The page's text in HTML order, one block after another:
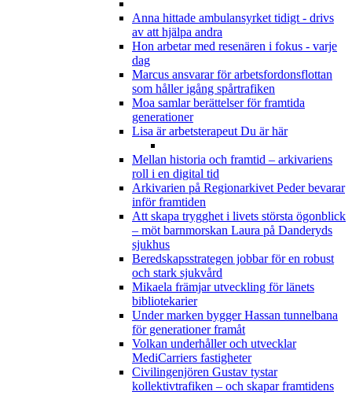
Anna hittade ambulansyrket tidigt - drivs
av att hjälpa andra
Hon arbetar med resenären i fokus - varje
dag
Marcus ansvarar för arbetsfordonsflottan
som håller igång spårtrafiken
Moa samlar berättelser för framtida
generationer
Lisa är arbetsterapeut Du är här
Mellan historia och framtid – arkivariens
roll i en digital tid
Arkivarien på Regionarkivet Peder bevarar
inför framtiden
Att skapa trygghet i livets största ögonblick
– möt barnmorskan Laura på Danderyds
sjukhus
Beredskapsstrategen jobbar för en robust
och stark sjukvård
Mikaela främjar utveckling för länets
bibliotekarier
Under marken bygger Hassan tunnelbana
för generationer framåt
Volkan underhåller och utvecklar
MediCarriers fastigheter
Civilingenjören Gustav tystar
kollektivtrafiken – och skapar framtidens